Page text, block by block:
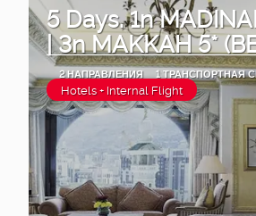
5 Days. 1n
| 3n MAKKAH 5*
2 НАПРАВЛЕНИЯ 1 ТРАНСПОРТНАЯ
Hotels + Internal Flight